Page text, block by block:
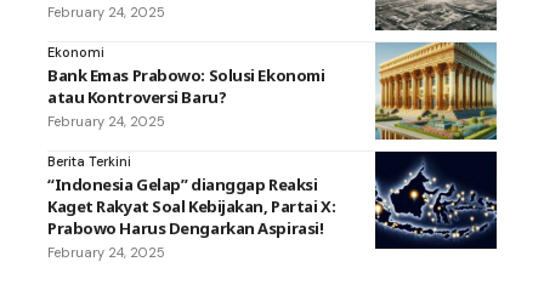
February 24, 2025
Ekonomi
Bank Emas Prabowo: Solusi Ekonomi
atau Kontroversi Baru?
February 24, 2025
Berita Terkini
“Indonesia Gelap” dianggap Reaksi
Kaget Rakyat Soal Kebijakan, Partai X:
Prabowo Harus Dengarkan Aspirasi!
February 24, 2025